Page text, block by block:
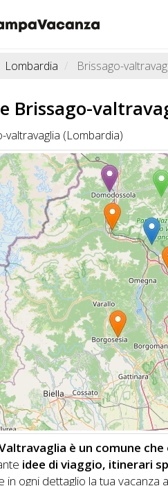
Lombardia Brissago-
Brissago-
valtravaglia (Lombardia)
è un comune
idee di viaggio, itinerari
in ogni dettaglio la tua vacanza a